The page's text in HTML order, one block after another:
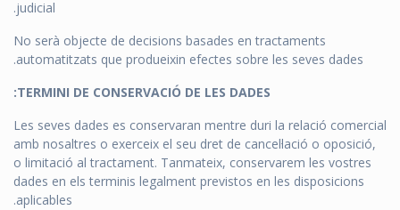
judicial.
No serà objecte de decisions basades en tractaments
automatitzats que produeixin efectes sobre les seves dades.
TERMINI DE CONSERVACIÓ DE LES DADES:
Les seves dades es conservaran mentre duri la relació comercial
amb nosaltres o exerceix el seu dret de cancel·lació o oposició,
o limitació al tractament. Tanmateix, conservarem les vostres
dades en els terminis legalment previstos en les disposicions
aplicables.